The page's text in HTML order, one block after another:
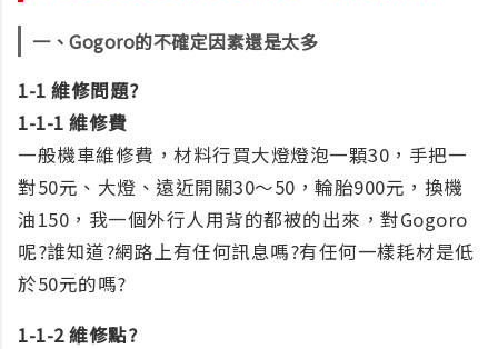
一、Gogoro的不確定因素還是太多
1-1 維修問題?
1-1-1 維修費
一般機車維修費，材料行買大燈燈泡一顆30，手把一
對50元、大燈、遠近開關30～50，輪胎900元，換機
油150，我一個外行人用背的都被的出來，對Gogoro
呢?誰知道?網路上有任何訊息嗎?有任何一樣耗材是低
於50元的嗎?
1-1-2 維修點?